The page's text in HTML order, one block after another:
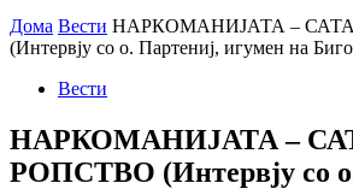
Дома Вести НАРКОМАНИЈАТА –
(Интервју со о. Партениј, игумен на
Вести
НАРКОМАНИЈАТА –
РОПСТВО (Интервју со